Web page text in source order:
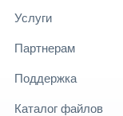
Услуги
Партнерам
Поддержка
Каталог файлов